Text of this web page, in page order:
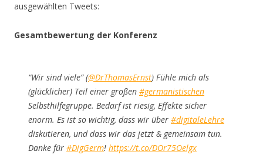
ausgewählten Tweets:
Gesamtbewertung der Konferenz
“Wir sind viele” (@DrThomasErnst) Fühle mich als
(glücklicher) Teil einer großen #germanistischen
Selbsthilfegruppe. Bedarf ist riesig, Effekte sicher
enorm. Es ist so wichtig, dass wir über #digitaleLehre
diskutieren, und dass wir das jetzt & gemeinsam tun.
Danke für #DigGerm! https://t.co/DOr75Oelgx